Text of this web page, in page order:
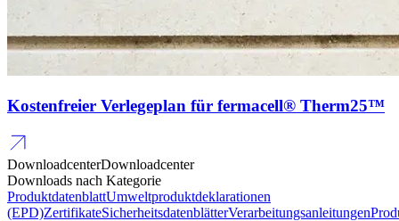
Kostenfreier Verlegeplan für fermacell® Therm25™
DownloadcenterDownloadcenter
Downloads nach Kategorie
ProduktdatenblattUmweltproduktdeklarationen
(EPD)ZertifikateSicherheitsdatenblätterVerarbeitungsanleitungen